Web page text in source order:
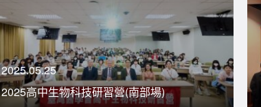
2025.05.25
2025高中生物科技研習營(南部場)